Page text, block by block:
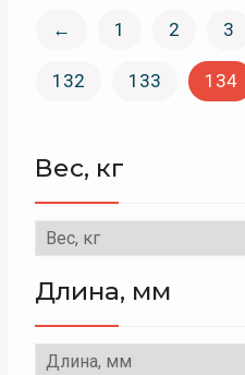
← 1 2 3
132 133 134
Вес, кг
Длина, мм